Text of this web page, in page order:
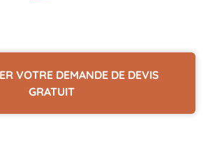
VOTRE DEMANDE DE DEVIS
GRATUIT